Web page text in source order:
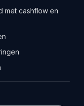
met cashflow en